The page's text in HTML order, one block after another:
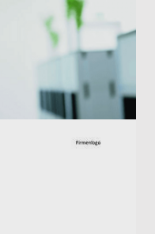
. Damit du keine Zeit
kannst du das
individuell auf